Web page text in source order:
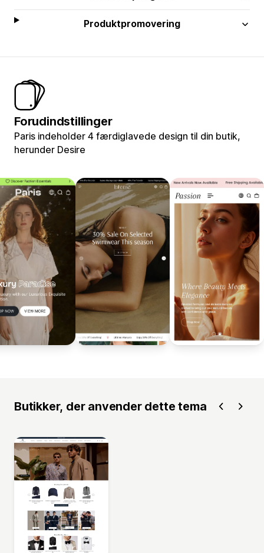
Produktpromovering
Forudindstillinger
Paris indeholder 4 færdiglavede design til din butik,
herunder Desire
Butikker, der anvender dette tema